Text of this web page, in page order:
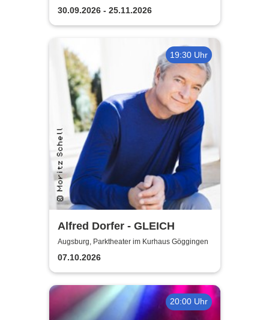
30.09.2026 - 25.11.2026
19:30 Uhr
Alfred Dorfer - GLEICH
Augsburg, Parktheater im Kurhaus Göggingen
07.10.2026
20:00 Uhr